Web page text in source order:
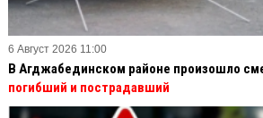
6 Август 2026 11:00
В Агджабединском районе произошло
погибший и пострадавший